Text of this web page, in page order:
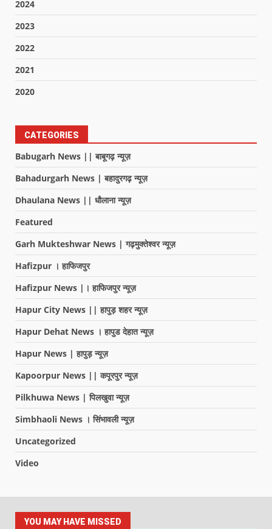
2024
2023
2022
2021
2020
CATEGORIES
Babugarh News || बाबूगढ़ न्यूज़
Bahadurgarh News | बहादुरगढ़ न्यूज़
Dhaulana News || धौलाना न्यूज़
Featured
Garh Mukteshwar News | गढ़मुक्तेश्वर न्यूज़
Hafizpur । हाफिजपुर
Hafizpur News |। हाफिजपुर न्यूज़
Hapur City News || हापुड़ शहर न्यूज़
Hapur Dehat News । हापुड देहात न्यूज़
Hapur News | हापुड़ न्यूज़
Kapoorpur News || कपूरपुर न्यूज़
Pilkhuwa News | पिलखुवा न्यूज़
Simbhaoli News । सिंभावली न्यूज़
Uncategorized
Video
YOU MAY HAVE MISSED